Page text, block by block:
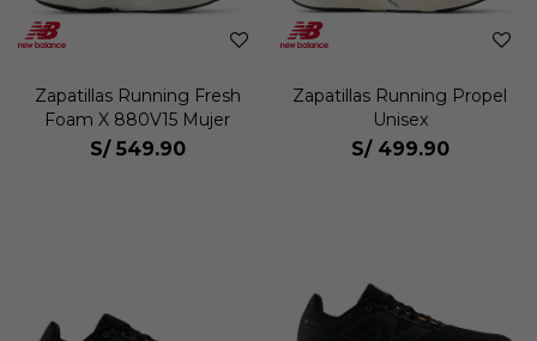
Zapatillas Running Fresh
Foam X 880V15 Mujer
S/ 549.90
Zapatillas Running Propel
Unisex
S/ 499.90